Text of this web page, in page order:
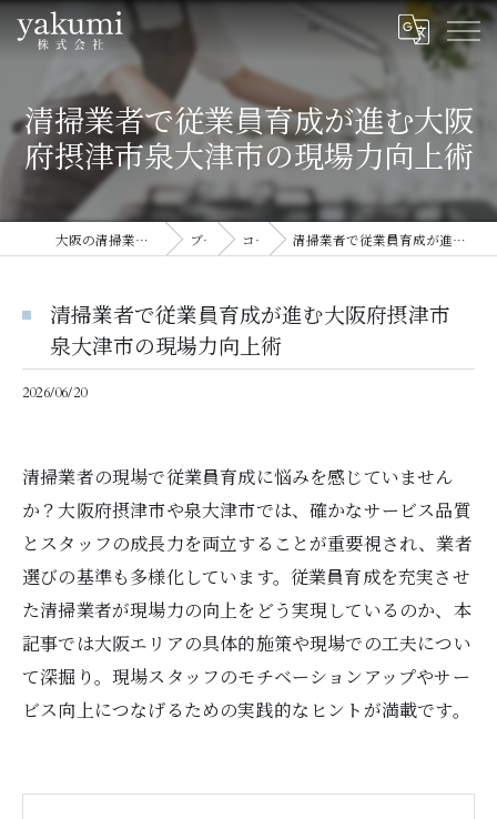
清掃業者で従業員育成が進む大阪
府摂津市泉大津市の現場力向上術
大阪の清掃業者ならyakumi株式会社 ブログ コラム 清掃業者で従業員育成が進む大阪府摂津市泉大津市の現場力向上術
清掃業者で従業員育成が進む大阪府摂津市
泉大津市の現場力向上術
2026/06/20
清掃業者の現場で従業員育成に悩みを感じていません
か？大阪府摂津市や泉大津市では、確かなサービス品質
とスタッフの成長力を両立することが重要視され、業者
選びの基準も多様化しています。従業員育成を充実させ
た清掃業者が現場力の向上をどう実現しているのか、本
記事では大阪エリアの具体的施策や現場での工夫につい
て深掘り。現場スタッフのモチベーションアップやサー
ビス向上につなげるための実践的なヒントが満載です。